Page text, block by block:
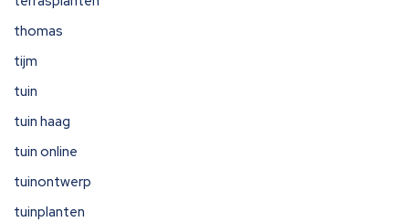
thomas
tijm
tuin
tuin haag
tuin online
tuinontwerp
tuinplanten